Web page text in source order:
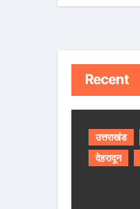
Recent
उत्तराखंड
देहरादून